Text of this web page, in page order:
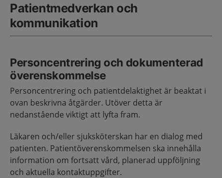
Patientmedverkan och
kommunikation
Personcentrering och dokumenterad
överenskommelse
Personcentrering och patientdelaktighet är beaktat i
ovan beskrivna åtgärder. Utöver detta är
nedanstående viktigt att lyfta fram.
Läkaren och/eller sjuksköterskan har en dialog med
patienten. Patientöverenskommelsen ska innehålla
information om fortsatt vård, planerad uppföljning
och aktuella kontaktuppgifter.